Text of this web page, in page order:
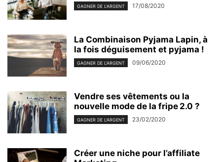
GAGNER DE L'ARGENT 17/08/2020
La Combinaison Pyjama Lapin, à
la fois déguisement et pyjama !
GAGNER DE L'ARGENT 09/06/2020
Vendre ses vêtements ou la
nouvelle mode de la fripe 2.0 ?
GAGNER DE L'ARGENT 23/02/2020
Créer une niche pour l’affiliate